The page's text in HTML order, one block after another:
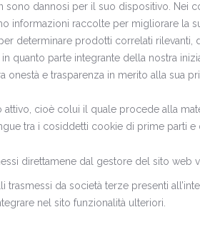
sono dannosi per il suo dispositivo. Nei
informazioni raccolte per migliorare la
determinare prodotti correlati rilevanti,
quanto parte integrante della nostra
onestà e trasparenza in merito alla sua
cioè colui il quale procede alla
tra i cosiddetti cookie di prime parti e
direttamene dal gestore del sito web
trasmessi da società terze presenti
nel sito funzionalità ulteriori.